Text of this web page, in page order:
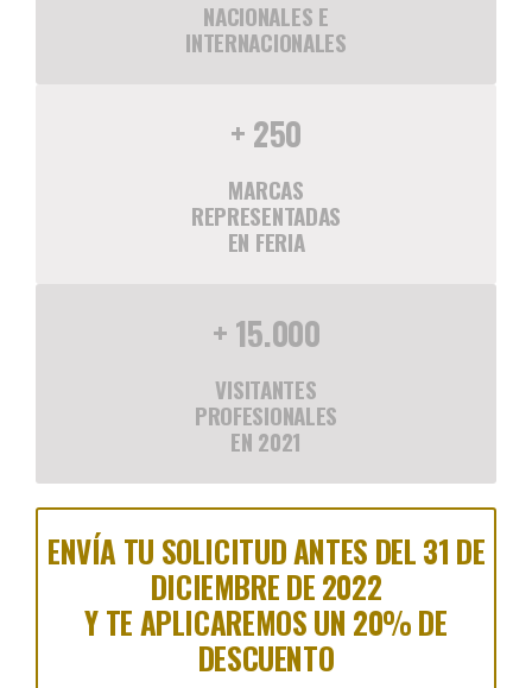
NACIONALES E
INTERNACIONALES
+ 250
MARCAS
REPRESENTADAS
EN FERIA
+ 15.000
VISITANTES
PROFESIONALES
EN 2021
ENVÍA TU SOLICITUD ANTES DEL 31 DE
DICIEMBRE DE 2022
Y TE APLICAREMOS UN 20% DE
DESCUENTO